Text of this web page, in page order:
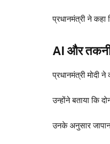
प्रधानमंत्री ने
AI और
प्रधानमंत्री मोदी
उन्होंने बताया कि
उनके अनुसार